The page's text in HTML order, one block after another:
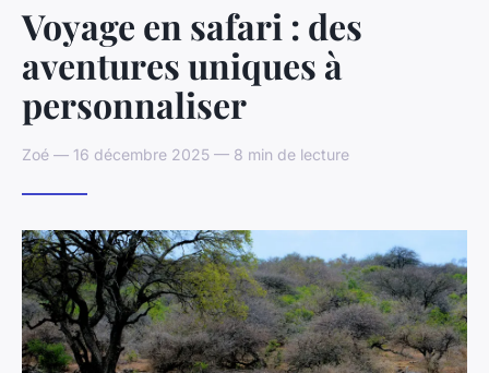
Voyage en safari : des
aventures uniques à
personnaliser
Zoé — 16 décembre 2025 — 8 min de lecture